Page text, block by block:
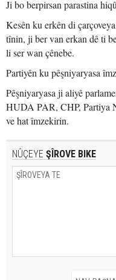
Ji bo berpirsan parastina
Kesên ku erkên di
tînin, ji ber van erkan dê ti
li ser wan çênebe.
Partiyên ku pêşniyaryasa
Pêşniyaryasa ji aliyê
HUDA PAR, CHP, Partiya
ve hat îmzekirin.
NÛÇEYE ŞÎROVE BIKE